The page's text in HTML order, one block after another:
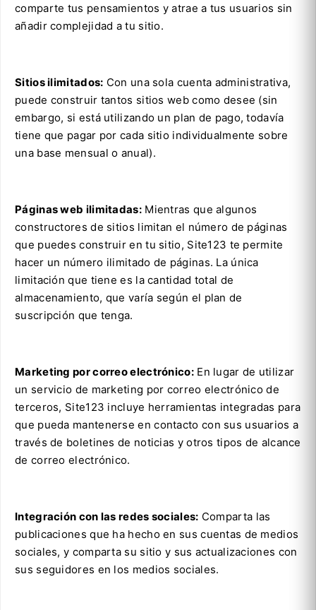
comparte tus pensamientos y atrae a tus usuarios sin
añadir complejidad a tu sitio.
Sitios ilimitados: Con una sola cuenta administrativa,
puede construir tantos sitios web como desee (sin
embargo, si está utilizando un plan de pago, todavía
tiene que pagar por cada sitio individualmente sobre
una base mensual o anual).
Páginas web ilimitadas:Mientras que algunos
constructores de sitios limitan el número de páginas
que puedes construir en tu sitio, Site123 te permite
hacer un número ilimitado de páginas. La única
limitación que tiene es la cantidad total de
almacenamiento, que varía según el plan de
suscripción que tenga.
Marketing por correo electrónico:En lugar de utilizar
un servicio de marketing por correo electrónico de
terceros, Site123 incluye herramientas integradas para
que pueda mantenerse en contacto con sus usuarios a
través de boletines de noticias y otros tipos de alcance
de correo electrónico.
Integración con las redes sociales: Comparta las
publicaciones que ha hecho en sus cuentas de medios
sociales, y comparta su sitio y sus actualizaciones con
sus seguidores en los medios sociales.